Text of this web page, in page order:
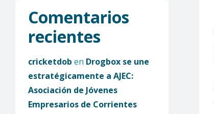
Comentarios
recientes
cricketdob en Drogbox se une
estratégicamente a AJEC:
Asociación de Jóvenes
Empresarios de Corrientes